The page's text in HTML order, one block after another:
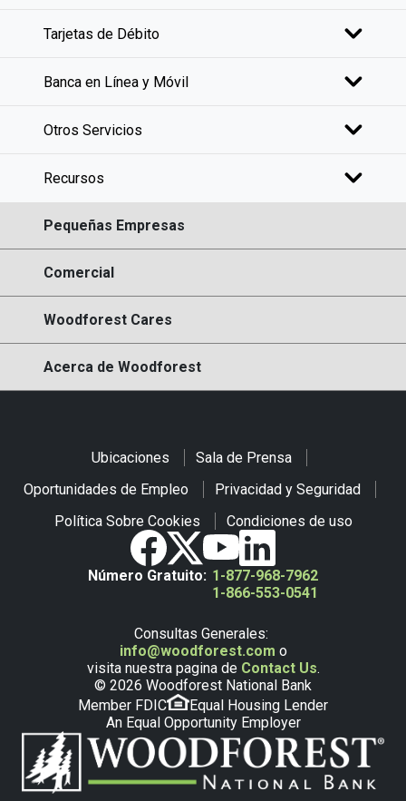
Tarjetas de Débito
Banca en Línea y Móvil
Otros Servicios
Recursos
Pequeñas Empresas
Comercial
Woodforest Cares
Acerca de Woodforest
Ubicaciones
Sala de Prensa
Oportunidades de Empleo
Privacidad y Seguridad
Política Sobre Cookies
Condiciones de uso
Número Gratuito: 1-877-968-7962
1-866-553-0541
Consultas Generales:
info@woodforest.com o
visita nuestra pagina de Contact Us.
© 2026 Woodforest National Bank
Member FDIC
Equal Housing Lender
An Equal Opportunity Employer